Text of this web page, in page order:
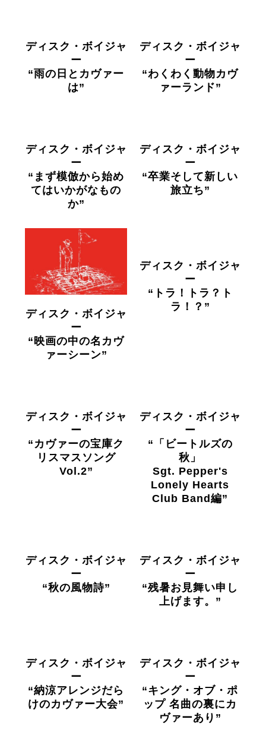
ディスク・ボイジャ
ー
“雨の日とカヴァー
は”
ディスク・ボイジャ
ー
“わくわく動物カヴ
ァーランド”
ディスク・ボイジャ
ー
“まず模倣から始め
てはいかがなもの
か”
ディスク・ボイジャ
ー
“卒業そして新しい
旅立ち”
ディスク・ボイジャ
ー
“映画の中の名カヴ
ァーシーン”
ディスク・ボイジャ
ー
“トラ！トラ？ト
ラ！？”
ディスク・ボイジャ
ー
“カヴァーの宝庫ク
リスマスソング
Vol.2”
ディスク・ボイジャ
ー
“「ビートルズの
秋」
Sgt. Pepper's
Lonely Hearts
Club Band編”
ディスク・ボイジャ
ー
“秋の風物詩”
ディスク・ボイジャ
ー
“残暑お見舞い申し
上げます。”
ディスク・ボイジャ
ー
“納涼アレンジだら
けのカヴァー大会”
ディスク・ボイジャ
ー
“キング・オブ・ポ
ップ 名曲の裏にカ
ヴァーあり”